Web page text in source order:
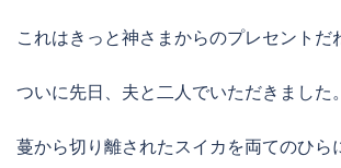
これはきっと神さまからのプレセントだ
ついに先日、夫と二人でいただきました。
蔓から切り離されたスイカを両てのひら